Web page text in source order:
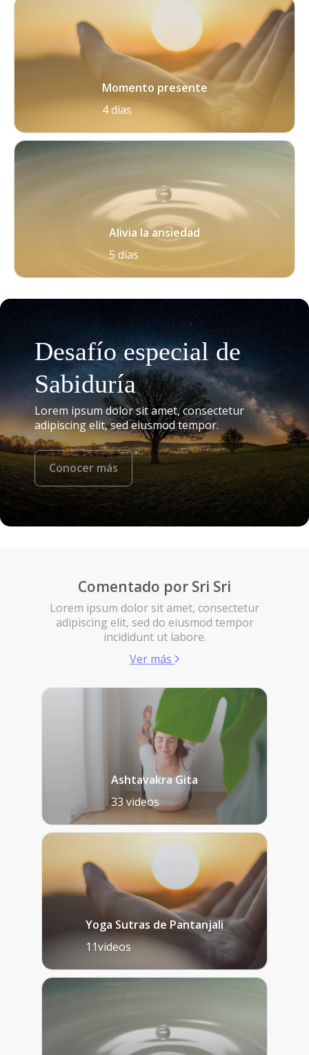
Momento presente
4 días
Alivia la ansiedad
5 días
Desafío especial de
Sabiduría
Lorem ipsum dolor sit amet, consectetur
adipiscing elit, sed eiusmod tempor.
Conocer más
Comentado por Sri Sri
Lorem ipsum dolor sit amet, consectetur
adipiscing elit, sed do eiusmod tempor
incididunt ut labore.
Ver más
Ashtavakra Gita
33 videos
Yoga Sutras de Pantanjali
11videos